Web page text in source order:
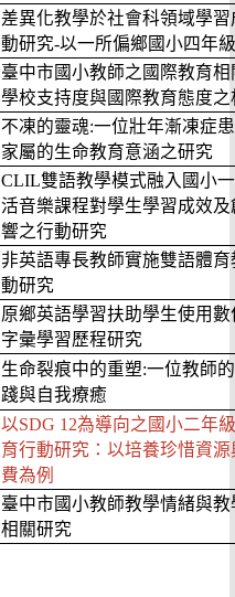
差異化教學於社會科領域學習
動研究-以一所偏鄉國小四年
臺中市國小教師之國際教育
學校支持度與國際教育態度之
不凍的靈魂:一位壯年漸凍症
家屬的生命教育意涵之研究
CLIL雙語教學模式融入國小
活音樂課程對學生學習成效及
響之行動研究
非英語專長教師實施雙語體
動研究
原鄉英語學習扶助學生使用
字彙學習歷程研究
生命裂痕中的重塑:一位教師
踐與自我療癒
以SDG 12為導向之國小二年
育行動研究：以培養珍惜資
費為例
臺中市國小教師教學情緒與
相關研究